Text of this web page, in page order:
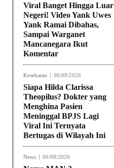
Viral Banget Hingga Luar
Negeri! Video Yank Uwes
Yank Ramai Dibahas,
Sampai Warganet
Mancanegara Ikut
Komentar
Kesehatan 06/08/2026
Siapa Hilda Clarissa
Theopilus? Dokter yang
Menghina Pasien
Meninggal BPJS Lagi
Viral Ini Ternyata
Bertugas di Wilayah Ini
News 06/08/2026